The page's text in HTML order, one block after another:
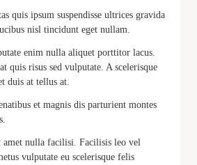
quis ipsum suspendisse ultrices gravida
nisl tincidunt eget nullam.
enim nulla aliquet porttitor lacus.
quis risus sed vulputate. A scelerisque
duis at tellus at.
et magnis dis parturient montes
amet nulla facilisi. Facilisis leo vel
vulputate eu scelerisque felis